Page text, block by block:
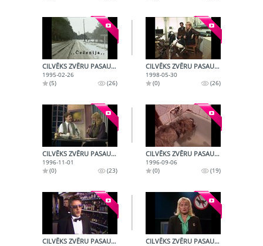
CILVĒKS ZVĒRU PASAULĒ (1995-02-26)
1995-02-26
(5)
(26)
CILVĒKS ZVĒRU PASAULĒ (1998-05-30)
1998-05-30
(0)
(26)
CILVĒKS ZVĒRU PASAULĒ (1996-11-01)
1996-11-01
(0)
(23)
CILVĒKS ZVĒRU PASAULĒ (1996-09-06)
1996-09-06
(0)
(19)
CILVĒKS ZVĒRU PASAULĒ (1998-04-24) CILVĒKS ZVĒRU PASAULĒ (1999-02-27)